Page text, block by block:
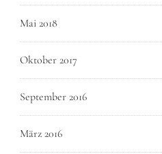
Mai 2018
Oktober 2017
September 2016
März 2016